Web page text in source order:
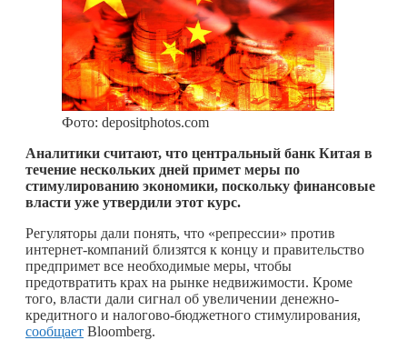
Фото: depositphotos.com
Аналитики считают, что центральный банк Китая в
течение нескольких дней примет меры по
стимулированию экономики, поскольку финансовые
власти уже утвердили этот курс.
Регуляторы дали понять, что «репрессии» против
интернет-компаний близятся к концу и правительство
предпримет все необходимые меры, чтобы
предотвратить крах на рынке недвижимости. Кроме
того, власти дали сигнал об увеличении денежно-
кредитного и налогово-бюджетного стимулирования,
сообщает Bloomberg.